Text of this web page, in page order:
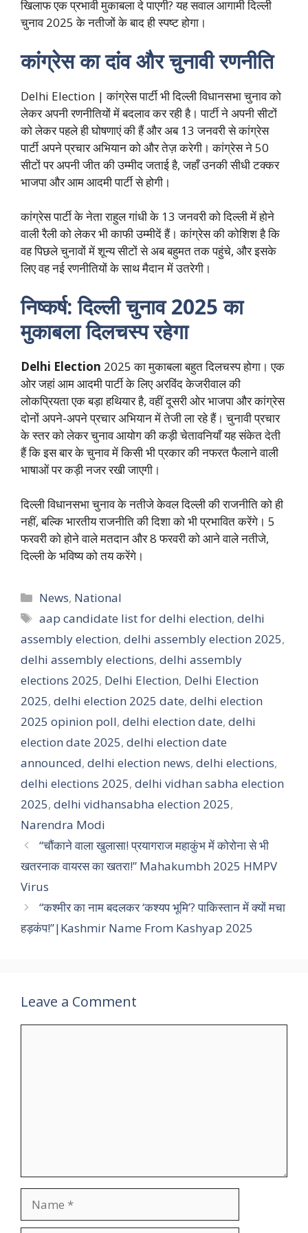
खिलाफ एक प्रभावी मुकाबला दे पाएगी? यह सवाल आगामी दिल्ली
चुनाव 2025 के नतीजों के बाद ही स्पष्ट होगा।
कांग्रेस का दांव और चुनावी रणनीति
Delhi Election | कांग्रेस पार्टी भी दिल्ली विधानसभा चुनाव को
लेकर अपनी रणनीतियों में बदलाव कर रही है। पार्टी ने अपनी सीटों
को लेकर पहले ही घोषणाएं की हैं और अब 13 जनवरी से कांग्रेस
पार्टी अपने प्रचार अभियान को और तेज़ करेगी। कांग्रेस ने 50
सीटों पर अपनी जीत की उम्मीद जताई है, जहाँ उनकी सीधी टक्कर
भाजपा और आम आदमी पार्टी से होगी।
कांग्रेस पार्टी के नेता राहुल गांधी के 13 जनवरी को दिल्ली में होने
वाली रैली को लेकर भी काफी उम्मीदें हैं। कांग्रेस की कोशिश है कि
वह पिछले चुनावों में शून्य सीटों से अब बहुमत तक पहुंचे, और इसके
लिए वह नई रणनीतियों के साथ मैदान में उतरेगी।
निष्कर्ष: दिल्ली चुनाव 2025 का
मुकाबला दिलचस्प रहेगा
Delhi Election 2025 का मुकाबला बहुत दिलचस्प होगा। एक
ओर जहां आम आदमी पार्टी के लिए अरविंद केजरीवाल की
लोकप्रियता एक बड़ा हथियार है, वहीं दूसरी ओर भाजपा और कांग्रेस
दोनों अपने-अपने प्रचार अभियान में तेजी ला रहे हैं। चुनावी प्रचार
के स्तर को लेकर चुनाव आयोग की कड़ी चेतावनियाँ यह संकेत देती
हैं कि इस बार के चुनाव में किसी भी प्रकार की नफरत फैलाने वाली
भाषाओं पर कड़ी नजर रखी जाएगी।
दिल्ली विधानसभा चुनाव के नतीजे केवल दिल्ली की राजनीति को ही
नहीं, बल्कि भारतीय राजनीति की दिशा को भी प्रभावित करेंगे। 5
फरवरी को होने वाले मतदान और 8 फरवरी को आने वाले नतीजे,
दिल्ली के भविष्य को तय करेंगे।
Categories
News, National
Tags
aap candidate list for delhi election,delhi
assembly election, delhi assembly election 2025,
delhi assembly elections, delhi assembly
elections 2025, Delhi Election, Delhi Election
2025, delhi election 2025 date, delhi election
2025 opinion poll, delhi election date, delhi
election date 2025, delhi election date
announced, delhi election news, delhi elections,
delhi elections 2025, delhi vidhan sabha election
2025, delhi vidhansabha election 2025,
Narendra Modi
“चौंकाने वाला खुलासा! प्रयागराज महाकुंभ में कोरोना से भी
खतरनाक वायरस का खतरा!” Mahakumbh 2025 HMPV
Virus
“कश्मीर का नाम बदलकर ‘कश्यप भूमि’? पाकिस्तान में क्यों मचा
हड़कंप!”|Kashmir Name From Kashyap 2025
Leave a Comment